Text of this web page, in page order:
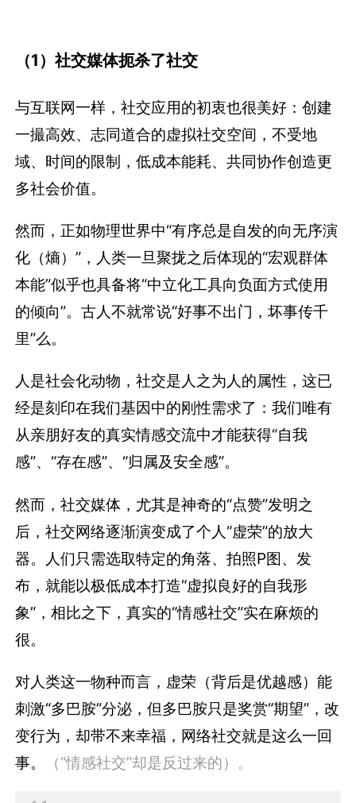
（1）社交媒体扼杀了社交
与互联网一样，社交应用的初衷也很美好：创建
一撮高效、志同道合的虚拟社交空间，不受地
域、时间的限制，低成本能耗、共同协作创造更
多社会价值。
然而，正如物理世界中“有序总是自发的向无序演
化（熵）”，人类一旦聚拢之后体现的“宏观群体
本能”似乎也具备将“中立化工具向负面方式使用
的倾向”。古人不就常说“好事不出门，坏事传千
里”么。
人是社会化动物，社交是人之为人的属性，这已
经是刻印在我们基因中的刚性需求了：我们唯有
从亲朋好友的真实情感交流中才能获得“自我
感”、“存在感”、“归属及安全感”。
然而，社交媒体，尤其是神奇的“点赞”发明之
后，社交网络逐渐演变成了个人“虚荣”的放大
器。人们只需选取特定的角落、拍照P图、发
布，就能以极低成本打造“虚拟良好的自我形
象”，相比之下，真实的“情感社交”实在麻烦的
很。
对人类这一物种而言，虚荣（背后是优越感）能
刺激“多巴胺”分泌，但多巴胺只是奖赏“期望”，改
变行为，却带不来幸福，网络社交就是这么一回
事。
（“情感社交”却是反过来的）。